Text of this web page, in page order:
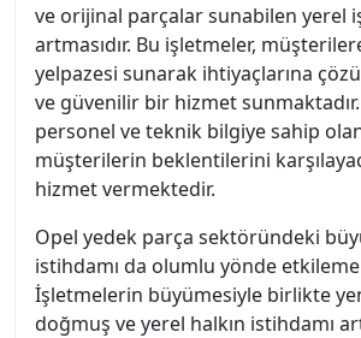
ve orijinal parçalar sunabilen yerel
artmasıdır. Bu işletmeler,
yelpazesi sunarak ihtiyaçlarına
ve güvenilir bir hizmet sunmaktadır.
personel ve teknik bilgiye sahip
müşterilerin beklentilerini
hizmet vermektedir.
Opel yedek parça sektöründeki
istihdamı da olumlu yönde
İşletmelerin büyümesiyle birlikte
doğmuş ve yerel halkın istihdamı